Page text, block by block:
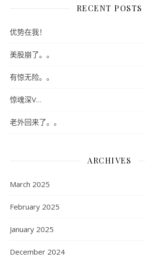
RECENT POSTS
优势在我！
美股崩了。。
有惊无险。。
惊魂深V…
老外回来了。。
ARCHIVES
March 2025
February 2025
January 2025
December 2024